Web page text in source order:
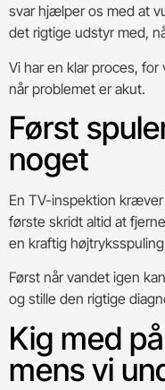
svar hjælper os med at
det rigtige udstyr med,
Vi har en klar proces,
når problemet er akut.
Først
noget
En TV-inspektion
første skridt altid at
en kraftig
Først når vandet igen
og stille den rigtige
Kig med
mens vi